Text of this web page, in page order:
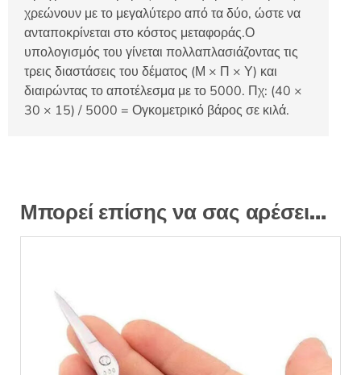
χρεώνουν με το μεγαλύτερο από τα δύο, ώστε να
ανταποκρίνεται στο κόστος μεταφοράς.Ο
υπολογισμός του γίνεται πολλαπλασιάζοντας τις
τρεις διαστάσεις του δέματος (Μ × Π × Υ) και
διαιρώντας το αποτέλεσμα με το 5000. Πχ: (40 ×
30 × 15) / 5000 = Ογκομετρικό βάρος σε κιλά.
Μπορεί επίσης να σας αρέσει…